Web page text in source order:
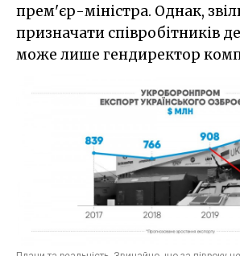
прем'єр-міністра. Однак,
призначати співробітників
може лише гендиректор